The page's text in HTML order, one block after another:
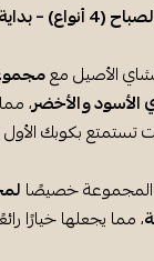
مليء بالنشاط
الأصيل مع
الأسود والأخضر،
تستمتع بكوبك
خصيصًا
، مما يجعلها خيارًا